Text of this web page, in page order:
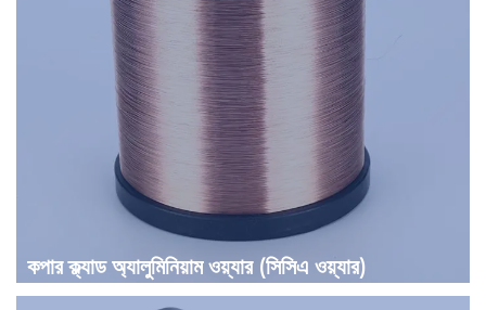
কপার ক্ল্যাড অ্যালুমিনিয়াম ওয়্যার (সিসিএ ওয়্যার)